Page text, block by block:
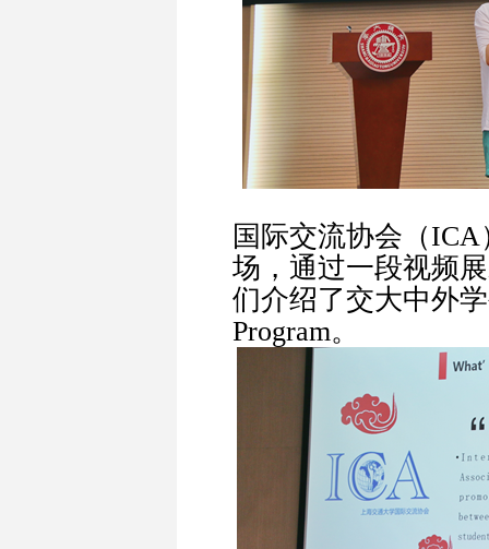
国际交流协会（
场，通过一段视频
们介绍了交大中外
Program。